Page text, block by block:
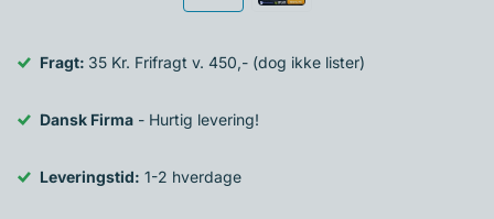
Fragt: 35 Kr. Frifragt v. 450,- (dog ikke lister)
Dansk Firma - Hurtig levering!
Leveringstid: 1-2 hverdage